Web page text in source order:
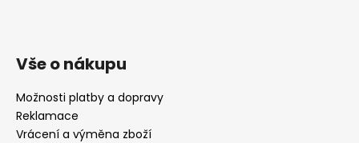
Vše o nákupu
Možnosti platby a dopravy
Reklamace
Vrácení a výměna zboží